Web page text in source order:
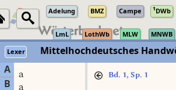
Adelung BMZ Campe 1DWb
LmL LothWb MLW MNWB
Lexer
Mittelhochdeutsches
A
B
a
a
Bd. 1, Sp. 1